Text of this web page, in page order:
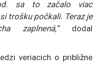
sa to začalo viac
trošku počkali. Teraz je
zaplnená,“ dodal
veriacich o približne